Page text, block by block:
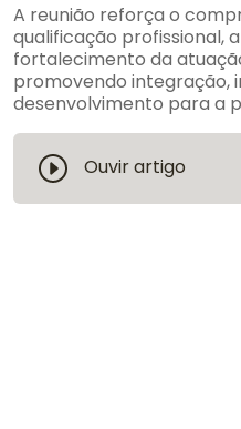
A reunião reforça o
qualificação profissional,
fortalecimento da
promovendo integração,
desenvolvimento para a
Ouvir artigo